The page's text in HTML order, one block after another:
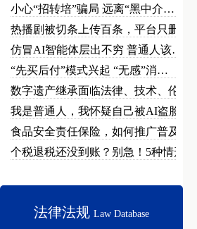
小心“招转培”骗局 远离“黑中介…
热播剧被切条上传百条，平台只删不…
仿冒AI智能体层出不穷 普通人该…
“先买后付”模式兴起 “无感”消…
数字遗产继承面临法律、技术、伦理…
我是普通人，我怀疑自己被AI盗脸…
食品安全责任保险，如何推广普及？
个税退税还没到账？别急！5种情形…
法律法规 Law Database